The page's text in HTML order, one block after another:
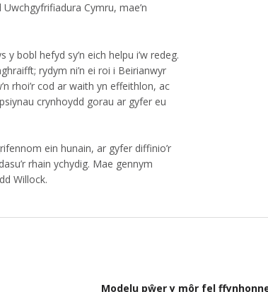
Cymru, mae’n
bobl hefyd sy’n eich helpu i’w redeg.
rydym ni’n ei roi i Beirianwyr
rhoi’r cod ar waith yn effeithlon, ac
crynhoydd gorau ar gyfer eu
ein hunain, ar gyfer diffinio’r
rhain ychydig. Mae gennym
Willock.
Modelu pŵer y môr fel